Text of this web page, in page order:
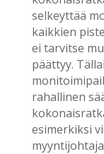
selkeyttää
kaikkien
ei tarvitse
päättyy.
rahallinen
esimerkiksi
myyntijohtaja